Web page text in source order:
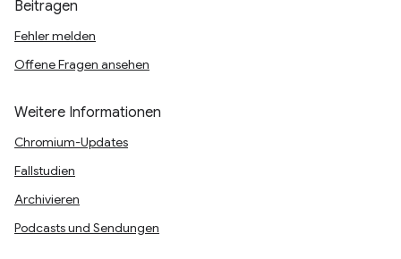
Beitragen
Fehler melden
Offene Fragen ansehen
Weitere Informationen
Chromium-Updates
Fallstudien
Archivieren
Podcasts und Sendungen